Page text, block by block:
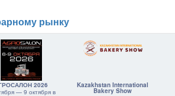
рынку
2026
— 9 октября в
Kazakhstan International
Bakery Show